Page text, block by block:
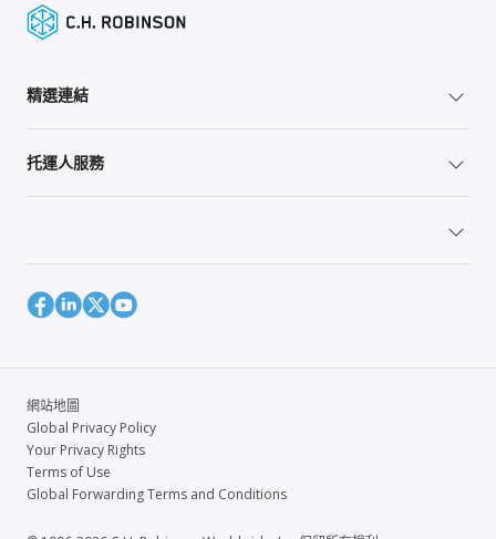
精選連結
托運人服務
網站地圖
Global Privacy Policy
Your Privacy Rights
Terms of Use
Global Forwarding Terms and Conditions